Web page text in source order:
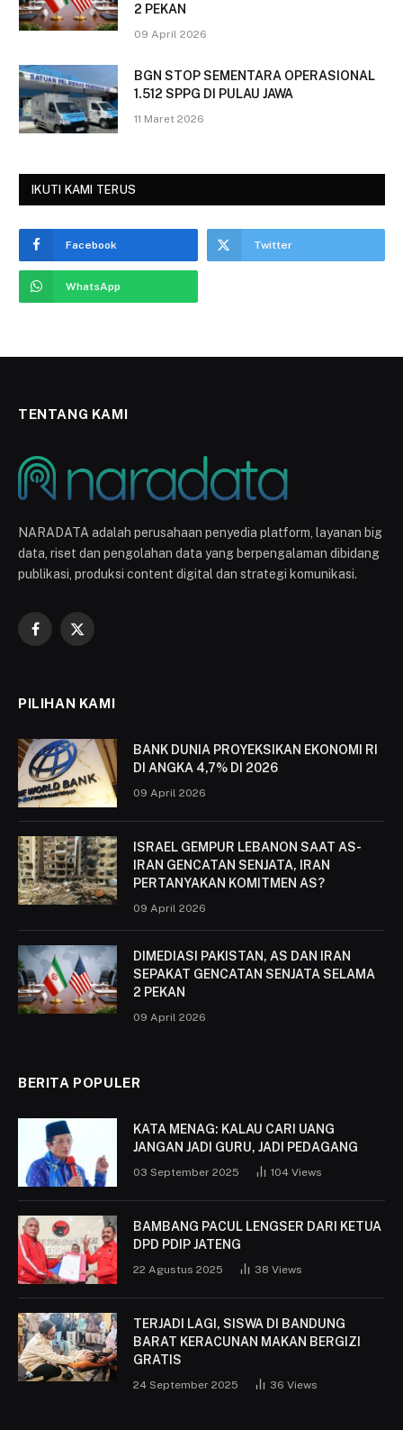
2 PEKAN
09 April 2026
BGN STOP SEMENTARA OPERASIONAL
1.512 SPPG DI PULAU JAWA
11 Maret 2026
IKUTI KAMI TERUS
Facebook Twitter
WhatsApp
TENTANG KAMI
NARADATA adalah perusahaan penyedia platform, layanan big
data, riset dan pengolahan data yang berpengalaman dibidang
publikasi, produksi content digital dan strategi komunikasi.
Facebook
X
PILIHAN KAMI
BANK DUNIA PROYEKSIKAN EKONOMI RI
DI ANGKA 4,7% DI 2026
09 April 2026
ISRAEL GEMPUR LEBANON SAAT AS-
IRAN GENCATAN SENJATA, IRAN
PERTANYAKAN KOMITMEN AS?
09 April 2026
DIMEDIASI PAKISTAN, AS DAN IRAN
SEPAKAT GENCATAN SENJATA SELAMA
2 PEKAN
09 April 2026
BERITA POPULER
KATA MENAG: KALAU CARI UANG
JANGAN JADI GURU, JADI PEDAGANG
03 September 2025 104 Views
BAMBANG PACUL LENGSER DARI KETUA
DPD PDIP JATENG
22 Agustus 2025 38 Views
TERJADI LAGI, SISWA DI BANDUNG
BARAT KERACUNAN MAKAN BERGIZI
GRATIS
24 September 2025 36 Views